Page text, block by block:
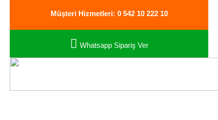
Müşteri Hizmetleri: 0 542 10 222 10
Whatsapp Sipariş Ver